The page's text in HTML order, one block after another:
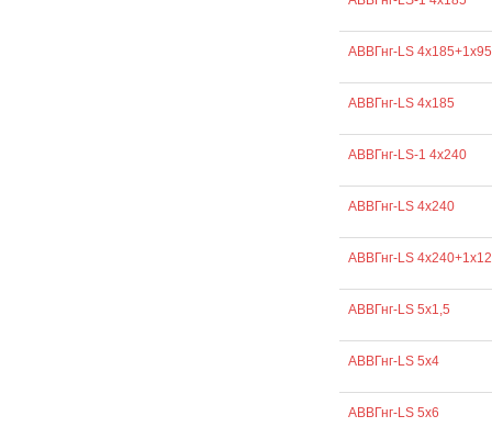
АВВГнг-LS 4х185+1х95
АВВГнг-LS 4х185
АВВГнг-LS-1 4х240
АВВГнг-LS 4х240
АВВГнг-LS
АВВГнг-LS 5х1,5
АВВГнг-LS 5х4
АВВГнг-LS 5х6